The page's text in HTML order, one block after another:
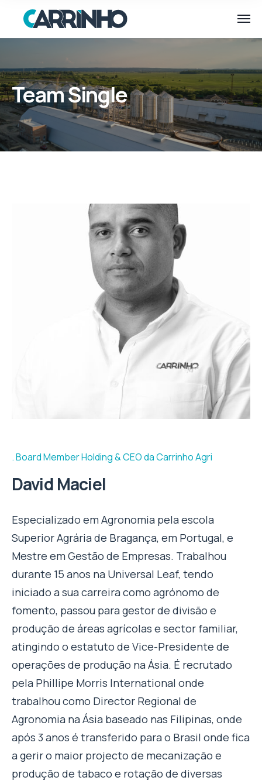
Team Single
Board Member Holding & CEO da Carrinho Agri
David Maciel
Especializado em Agronomia pela escola
Superior Agrária de Bragança, em Portugal, e
Mestre em Gestão de Empresas. Trabalhou
durante 15 anos na Universal Leaf, tendo
iniciado a sua carreira como agrónomo de
fomento, passou para gestor de divisão e
produção de áreas agrícolas e sector familiar,
atingindo o estatuto de Vice-Presidente de
operações de produção na Ásia. É recrutado
pela Phillipe Morris International onde
trabalhou como Director Regional de
Agronomia na Ásia baseado nas Filipinas, onde
após 3 anos é transferido para o Brasil onde fica
a gerir o maior projecto de mecanização e
produção de tabaco e rotação de diversas